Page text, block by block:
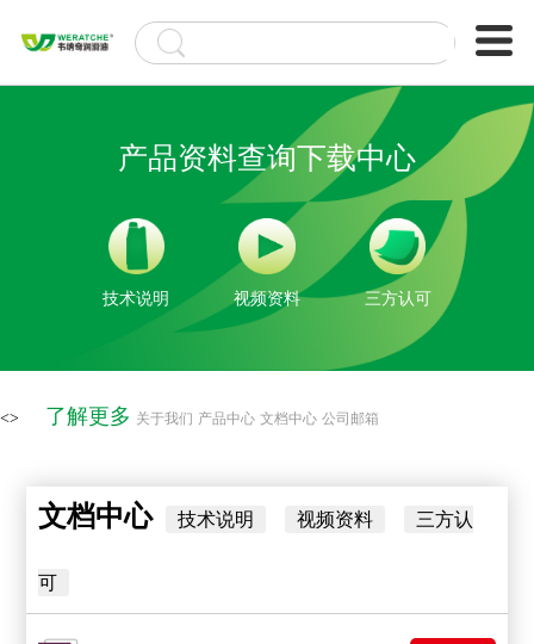
产品资料查询下载中心
技术说明 视频资料 三方认可
<> 了解更多 关于我们 产品中心 文档中心 公司邮箱
文档中心 技术说明 视频资料 三方认
可